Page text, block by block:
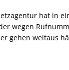
hat in
wegen
gehen weitaus